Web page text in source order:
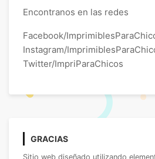
Encontranos en las redes
Facebook/
Instagram/
Twitter/ImpriParaChicos
GRACIAS
Sitio web diseñado utilizando